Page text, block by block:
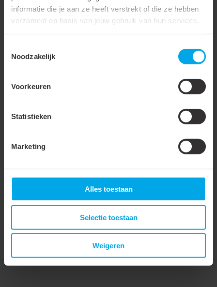
informatie die je aan ze heeft verstrekt of die ze hebben
verzameld op basis van jouw gebruik van hun services.
Noodzakelijk
Voorkeuren
Statistieken
Marketing
Alles toestaan
Selectie toestaan
Weigeren
Smalle flens uitvoering
Isolatie
Nee
Met zichtgat
Oppervlaktebescherming
Lengte kabelschoen
Lange schacht